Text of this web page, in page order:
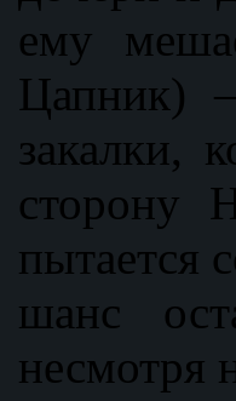
ему
Цапник)
закалки,
сторону
пытается
шанс
несмотря